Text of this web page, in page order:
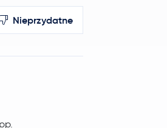
Nieprzydatne